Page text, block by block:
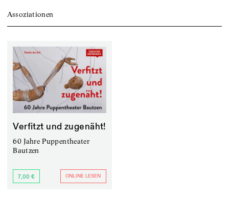
Assoziationen
Verfitzt und zugenäht!
60 Jahre Puppentheater
Bautzen
7,00 € ONLINE LESEN